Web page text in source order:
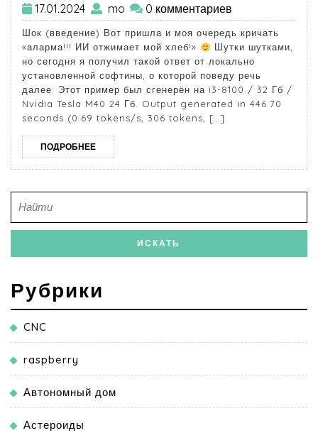
17.01.2024 mo 0 комментариев
Шок (введение) Вот пришла и моя очередь кричать
«аларма!!! ИИ отжимает мой хлеб!»
Шутки шутками,
но сегодня я получил такой ответ от локально
установленной софтины, о которой поведу речь
далее: Этот пример был сгенерён на i3-8100 / 32 Гб /
Nvidia Tesla M40 24 Гб. Output generated in 446.70
seconds (0.69 tokens/s, 306 tokens, […]
ПОДРОБНЕЕ
Рубрики
CNC
raspberry
Автономный дом
Астероиды